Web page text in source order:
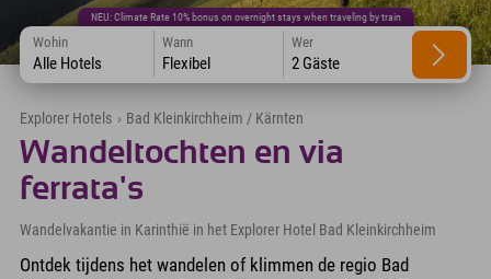
NEU: Climate Rate 10% bonus on overnight stays when traveling by train
Wohin
Alle Hotels
Wann
Flexibel
Wer
2 Gäste
Explorer Hotels › Bad Kleinkirchheim / Kärnten
Wandeltochten en via
ferrata's
Wandelvakantie in Karinthië in het Explorer Hotel Bad Kleinkirchheim
Ontdek tijdens het wandelen of klimmen de regio Bad